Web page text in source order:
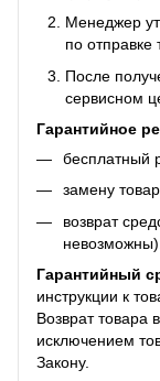
Менеджер
по отправке
После
сервисном
Гарантийное
бесплатный
замену
возврат
невозможны).
Гарантийный
инструкции к
Возврат товара
исключением
Закону.